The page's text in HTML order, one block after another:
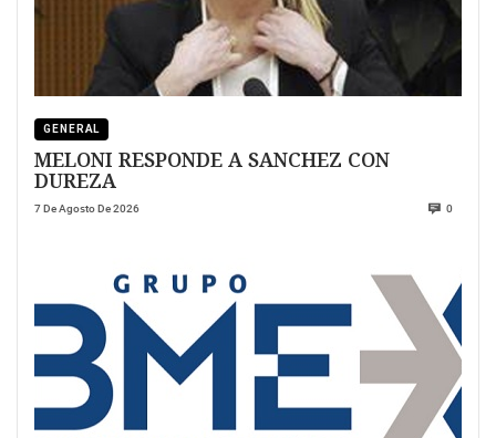
GENERAL
MELONI RESPONDE A SANCHEZ CON
DUREZA
7 De Agosto De 2026 0